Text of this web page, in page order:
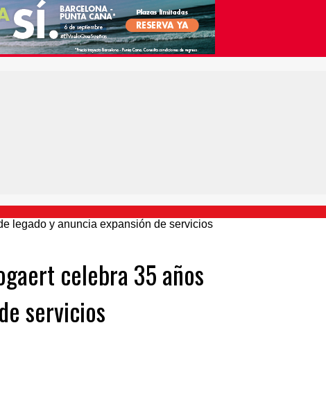
celebra 35 años
servicios